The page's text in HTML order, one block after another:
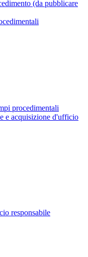
(da pubblicare
procedimentali
e acquisizione d'ufficio
responsabile